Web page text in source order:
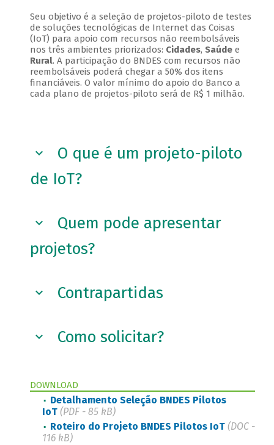
Seu objetivo é a seleção de projetos-piloto de testes
de soluções tecnológicas de Internet das Coisas
(IoT) para apoio com recursos não reembolsáveis
nos três ambientes priorizados: Cidades, Saúdee
Rural. A participação do BNDES com recursos não
reembolsáveis poderá chegar a 50% dos itens
financiáveis. O valor mínimo do apoio do Banco a
cada plano de projetos-piloto será de R$ 1 milhão.
O que é um projeto-piloto
de IoT?
Quem pode apresentar
projetos?
Contrapartidas
Como solicitar?
DOWNLOAD
Detalhamento Seleção BNDES Pilotos
IoT (PDF - 85 kB)
Roteiro do Projeto BNDES Pilotos IoT (DOC -
116 kB)